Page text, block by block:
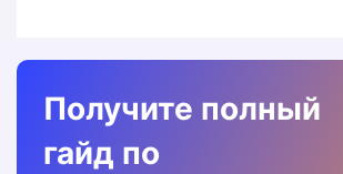
Получите полный
гайд по